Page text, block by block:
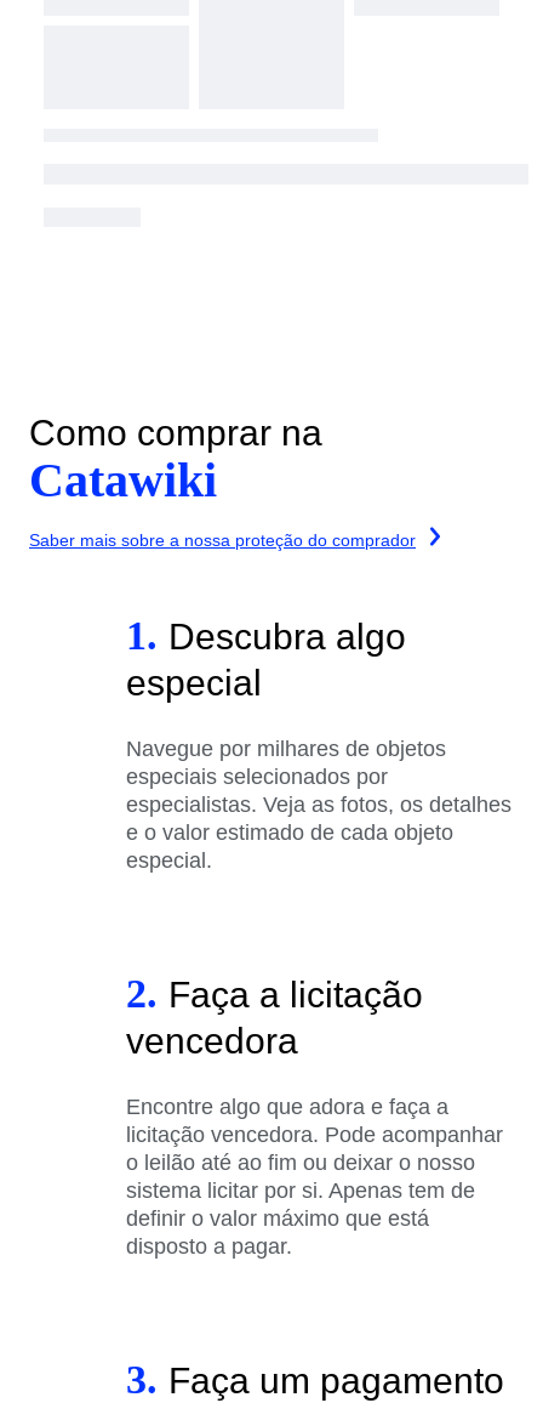
Como comprar na
Catawiki
Saber mais sobre a nossa proteção do comprador
1. Descubra algo
especial
Navegue por milhares de objetos
especiais selecionados por
especialistas. Veja as fotos, os detalhes
e o valor estimado de cada objeto
especial.
2. Faça a licitação
vencedora
Encontre algo que adora e faça a
licitação vencedora. Pode acompanhar
o leilão até ao fim ou deixar o nosso
sistema licitar por si. Apenas tem de
definir o valor máximo que está
disposto a pagar.
3. Faça um pagamento